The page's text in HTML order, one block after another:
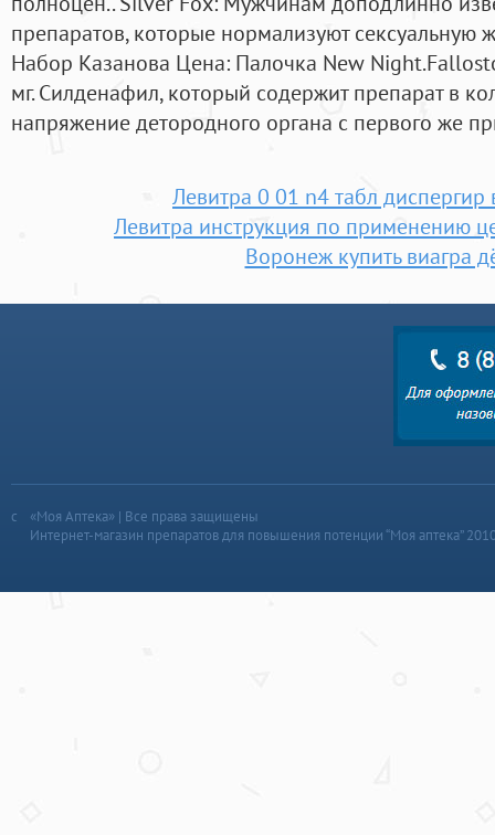
препаратов, которые нормализуют сексуальную
Набор Казанова Цена: Палочка New
мг. Силденафил, который содержит препарат в
напряжение детородного органа с первого же
Левитра 0 01 n4 табл диспергир
Левитра инструкция по применению
Воронеж купить виагра
«Моя Аптека» | Все права защищены
Интернет-магазин препаратов для повышения потенции “Моя аптека”